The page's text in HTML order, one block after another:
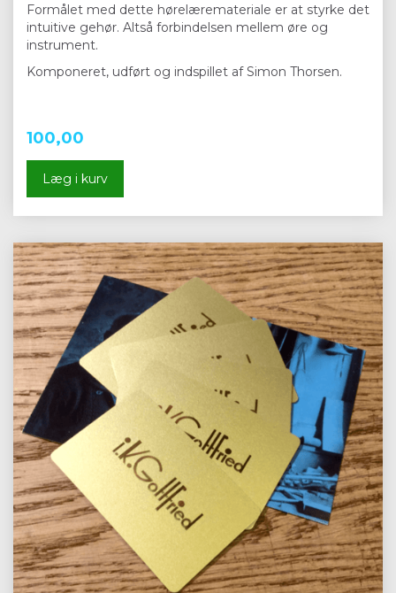
Formålet med dette hørelæremateriale er at styrke det
intuitive gehør. Altså forbindelsen mellem øre og
instrument.
Komponeret, udført og indspillet af Simon Thorsen.
100,00
Læg i kurv